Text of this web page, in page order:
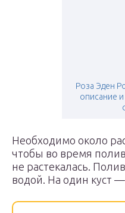
Роза Эден
описание и
Необходимо около
чтобы во время
не растекалась.
водой. На один куст